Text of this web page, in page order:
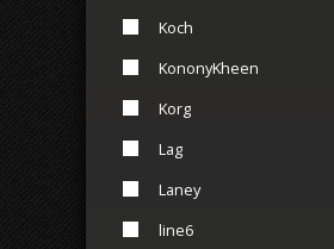
Koch
KononyKheen
Korg
Lag
Laney
line6